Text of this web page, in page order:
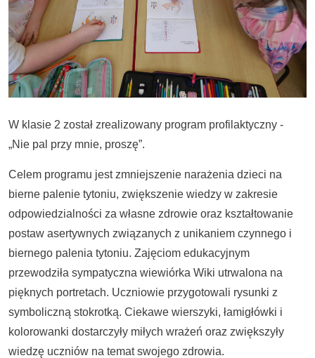
W klasie 2 został zrealizowany program profilaktyczny -
„Nie pal przy mnie, proszę”.
Celem programu jest zmniejszenie narażenia dzieci na
bierne palenie tytoniu, zwiększenie wiedzy w zakresie
odpowiedzialności za własne zdrowie oraz kształtowanie
postaw asertywnych związanych z unikaniem czynnego i
biernego palenia tytoniu. Zajęciom edukacyjnym
przewodziła sympatyczna wiewiórka Wiki utrwalona na
pięknych portretach. Uczniowie przygotowali rysunki z
symboliczną stokrotką. Ciekawe wierszyki, łamigłówki i
kolorowanki dostarczyły miłych wrażeń oraz zwiększyły
wiedzę uczniów na temat swojego zdrowia.